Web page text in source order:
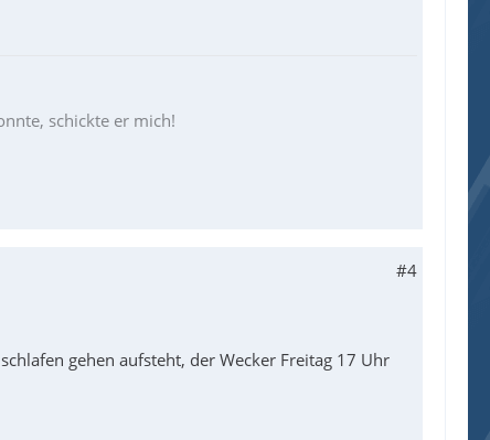
schickte er mich!
#4
gehen aufsteht, der Wecker Freitag 17 Uhr